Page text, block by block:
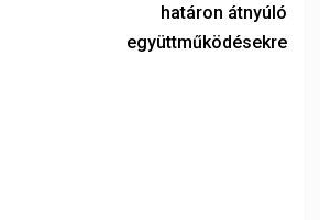
határon átnyúló
együttműködésekre